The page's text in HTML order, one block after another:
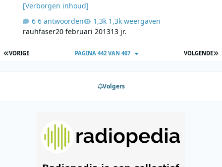
[Verborgen inhoud]
6 antwoorden
1,3k weergaven
rauhfaser20 februari 201313 jr.
EERSTE PAGINA
VORIGE VOLGENDE
PAGINA 442 VAN 467
Volgers